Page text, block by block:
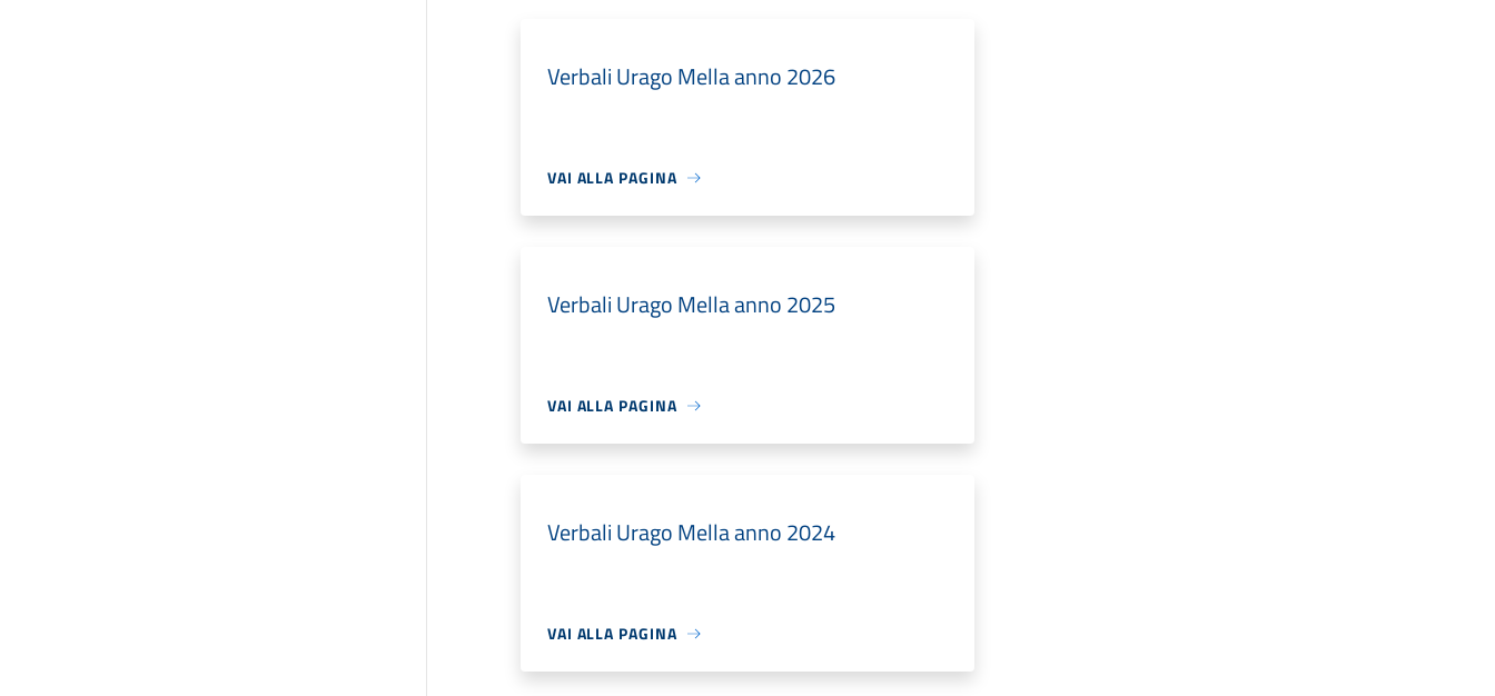
Verbali Urago Mella anno 2026
VAI ALLA PAGINA
Verbali Urago Mella anno 2025
VAI ALLA PAGINA
Verbali Urago Mella anno 2024
VAI ALLA PAGINA